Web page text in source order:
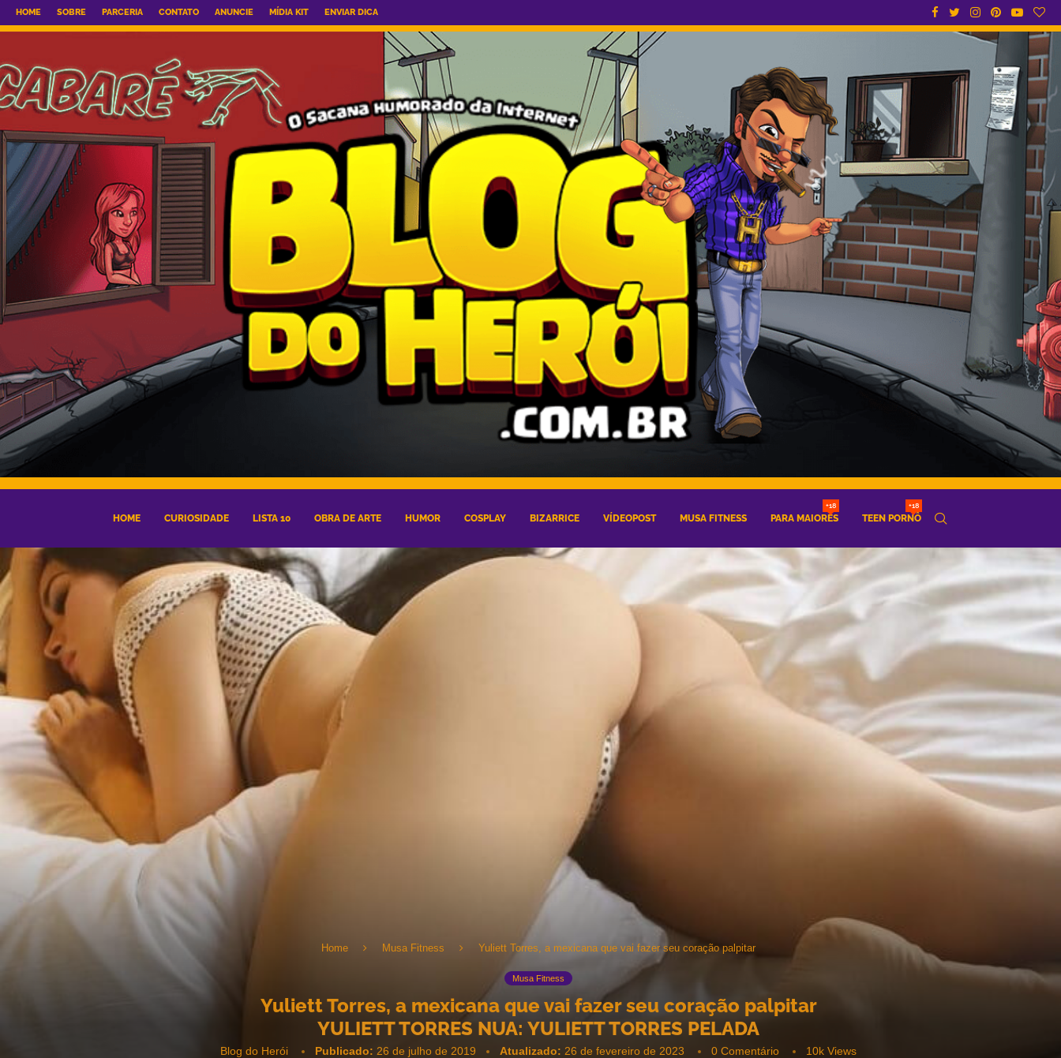
HOME SOBRE PARCERIA CONTATO ANUNCIE MÍDIA KIT ENVIAR DICA
HOME CURIOSIDADE LISTA 10 OBRA DE ARTE HUMOR COSPLAY BIZARRICE VÍDEOPOST MUSA FITNESS PARA MAIORES
+18
TEEN PORNÔ
+18
Home Musa Fitness Yuliett Torres, a mexicana que vai fazer seu coração palpitar
Musa Fitness
Yuliett Torres, a mexicana que vai fazer seu coração palpitar
YULIETT TORRES NUA: YULIETT TORRES PELADA
Blog do Herói Publicado: 26 de julho de 2019 Atualizado: 26 de fevereiro de 2023 0 Comentário 10k Views